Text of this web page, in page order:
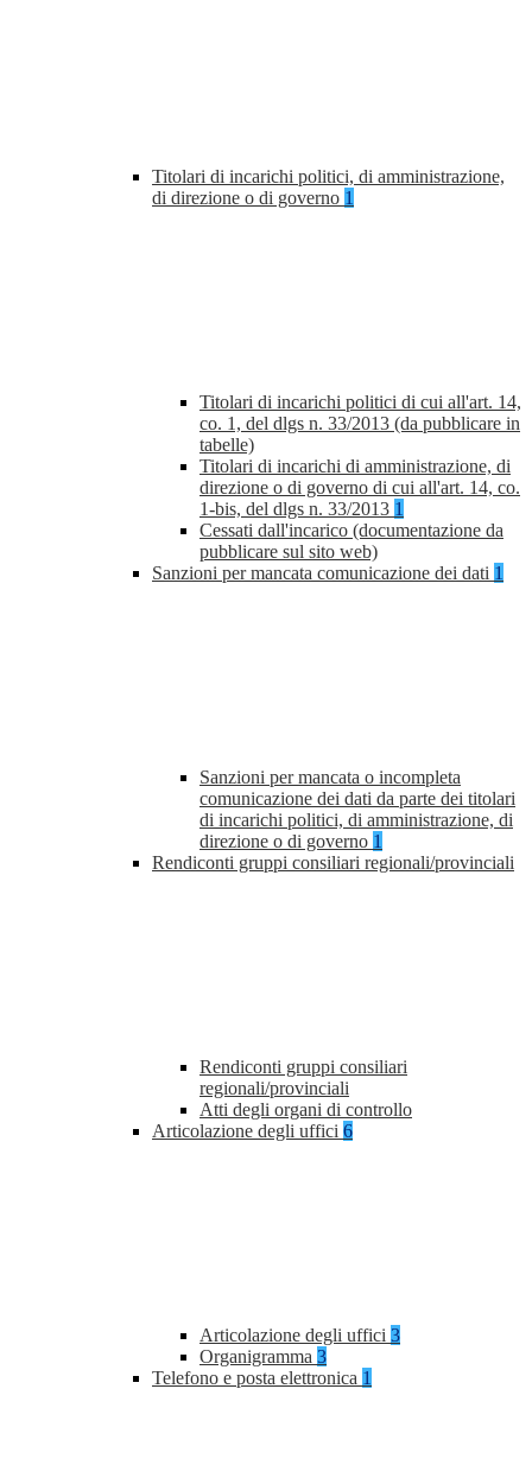
Titolari di incarichi politici, di amministrazione,
di direzione o di governo 1
Titolari di incarichi politici di cui all'art. 14,
co. 1, del dlgs n. 33/2013 (da pubblicare in
tabelle)
Titolari di incarichi di amministrazione, di
direzione o di governo di cui all'art. 14, co.
1-bis, del dlgs n. 33/2013 1
Cessati dall'incarico (documentazione da
pubblicare sul sito web)
Sanzioni per mancata comunicazione dei dati 1
Sanzioni per mancata o incompleta
comunicazione dei dati da parte dei titolari
di incarichi politici, di amministrazione, di
direzione o di governo 1
Rendiconti gruppi consiliari regionali/provinciali
Rendiconti gruppi consiliari
regionali/provinciali
Atti degli organi di controllo
Articolazione degli uffici 6
Articolazione degli uffici 3
Organigramma 3
Telefono e posta elettronica 1